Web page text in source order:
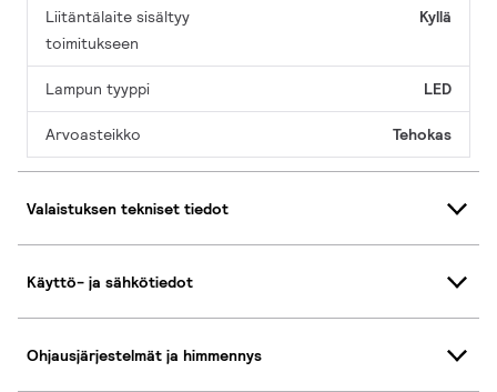
Liitäntälaite sisältyy
toimitukseen
Kyllä
Lampun tyyppi LED
Arvoasteikko Tehokas
Valaistuksen tekniset tiedot
Käyttö- ja sähkötiedot
Ohjausjärjestelmät ja himmennys